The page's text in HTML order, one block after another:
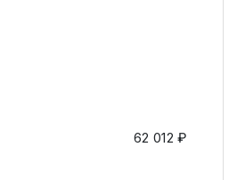
62 012 ₽